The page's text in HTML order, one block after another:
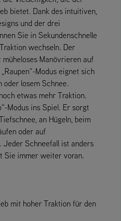
bietet. Dank des intuitiven,
und der drei
Sie in Sekundenschnelle
wechseln. Der
müheloses Manövrieren auf
Modus eignet sich
losem Schnee.
etwas mehr Traktion.
Modus ins Spiel. Er sorgt
an Hügeln, beim
oder auf
Jeder Schneefall ist anders
Sie immer weiter voran.
mit hoher Traktion für den